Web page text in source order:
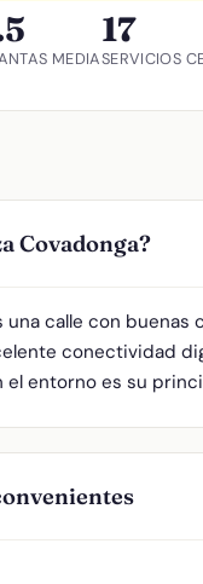
MEDIA
17
SERVICIOS
Covadonga?
una calle con
conectividad
el entorno es su